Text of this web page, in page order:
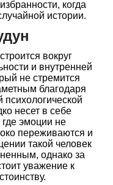
когда
истории.
вокруг
и внутренней
не стремится
благодаря
психологической
несет в себе
эмоции не
переживаются и
такой человек
однако за
уважение к